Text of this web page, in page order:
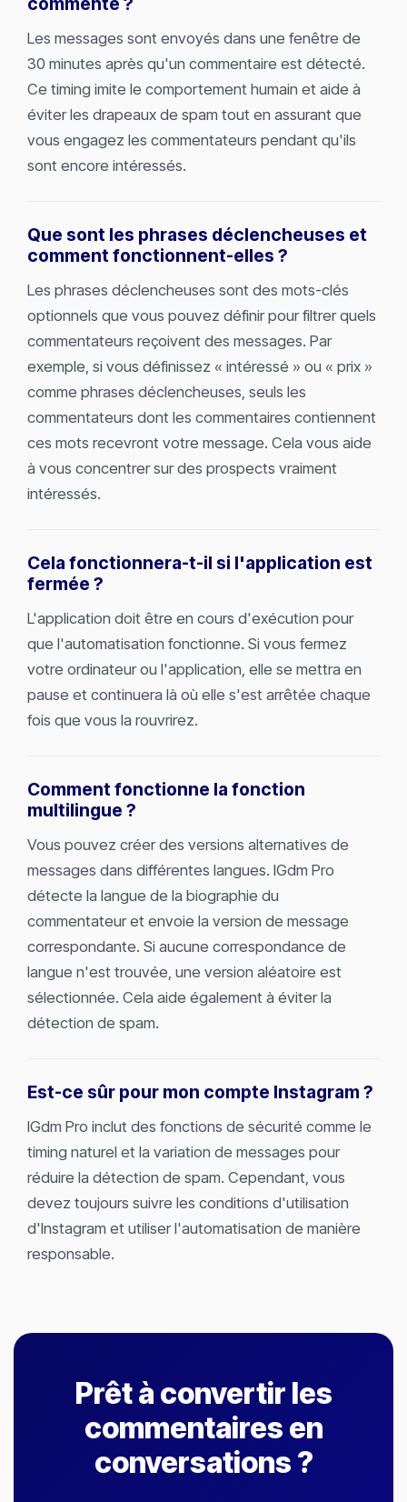
Les messages sont envoyés dans une fenêtre de
30 minutes après qu'un commentaire est détecté.
Ce timing imite le comportement humain et aide à
éviter les drapeaux de spam tout en assurant que
vous engagez les commentateurs pendant qu'ils
sont encore intéressés.
Que sont les phrases déclencheuses et
comment fonctionnent-elles ?
Les phrases déclencheuses sont des mots-clés
optionnels que vous pouvez définir pour filtrer quels
commentateurs reçoivent des messages. Par
exemple, si vous définissez « intéressé » ou « prix »
comme phrases déclencheuses, seuls les
commentateurs dont les commentaires contiennent
ces mots recevront votre message. Cela vous aide
à vous concentrer sur des prospects vraiment
intéressés.
Cela fonctionnera-t-il si l'application est
fermée ?
L'application doit être en cours d'exécution pour
que l'automatisation fonctionne. Si vous fermez
votre ordinateur ou l'application, elle se mettra en
pause et continuera là où elle s'est arrêtée chaque
fois que vous la rouvrirez.
Comment fonctionne la fonction
multilingue ?
Vous pouvez créer des versions alternatives de
messages dans différentes langues. IGdm Pro
détecte la langue de la biographie du
commentateur et envoie la version de message
correspondante. Si aucune correspondance de
langue n'est trouvée, une version aléatoire est
sélectionnée. Cela aide également à éviter la
détection de spam.
Est-ce sûr pour mon compte Instagram ?
IGdm Pro inclut des fonctions de sécurité comme le
timing naturel et la variation de messages pour
réduire la détection de spam. Cependant, vous
devez toujours suivre les conditions d'utilisation
d'Instagram et utiliser l'automatisation de manière
responsable.
Prêt à convertir les
commentaires en
conversations ?